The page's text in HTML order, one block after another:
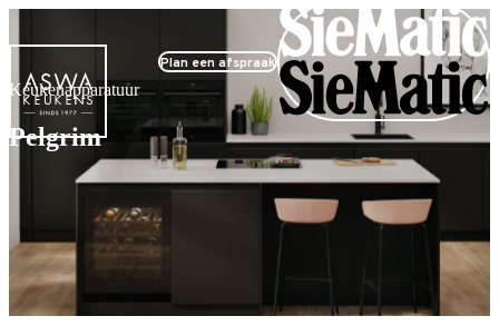
Plan een afspraak
Keukenapparatuur
Pelgrim